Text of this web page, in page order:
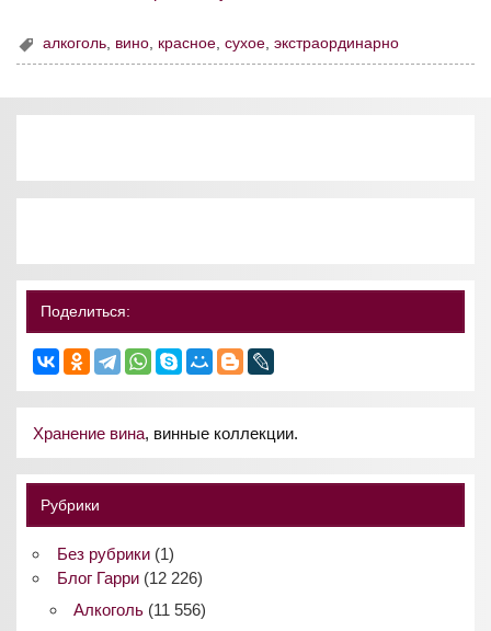
алкоголь, вино, красное,сухое,экстраординарно
Поделиться:
Хранение вина, винные коллекции.
Рубрики
Без рубрики(1)
Блог Гарри(12 226)
Алкоголь(11 556)